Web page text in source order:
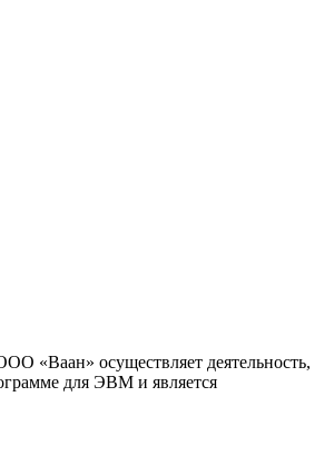
«Ваан» осуществляет деятельность,
для ЭВМ и является